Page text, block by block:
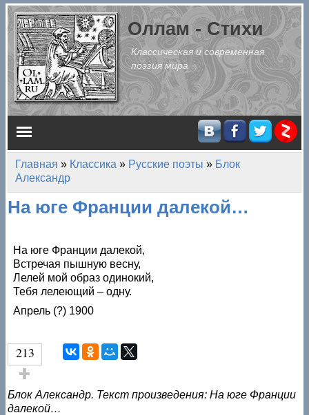
Перейти к основному содержанию
Оллам - Стихи
Классическая и современная
поэзия мира
Главное меню
Вы здесь
Главная » Классика » Русские поэты » Блок
Александр
На юге Франции далекой…
На юге Франции далекой,
Встречая пышную весну,
Лелей мой образ одинокий,
Тебя лелеющий – одну.
Апрель (?) 1900
213
Голос за!
Блок Александр. Текст произведения: На юге Франции
далекой…